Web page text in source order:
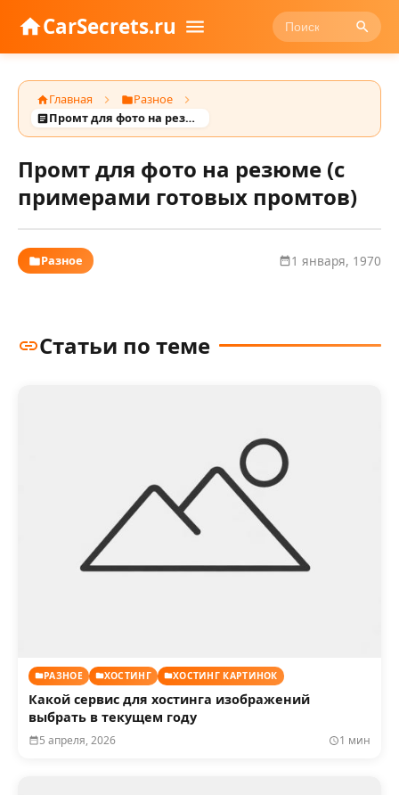
CarSecrets.ru
Главная
Разное
Промт для фото на резюме (с примерами готовых промтов)
Промт для фото на резюме (с
примерами готовых промтов)
Разное 1 января, 1970
Статьи по теме
РАЗНОЕ ХОСТИНГ ХОСТИНГ КАРТИНОК
Какой сервис для хостинга изображений
выбрать в текущем году
5 апреля, 2026 1 мин